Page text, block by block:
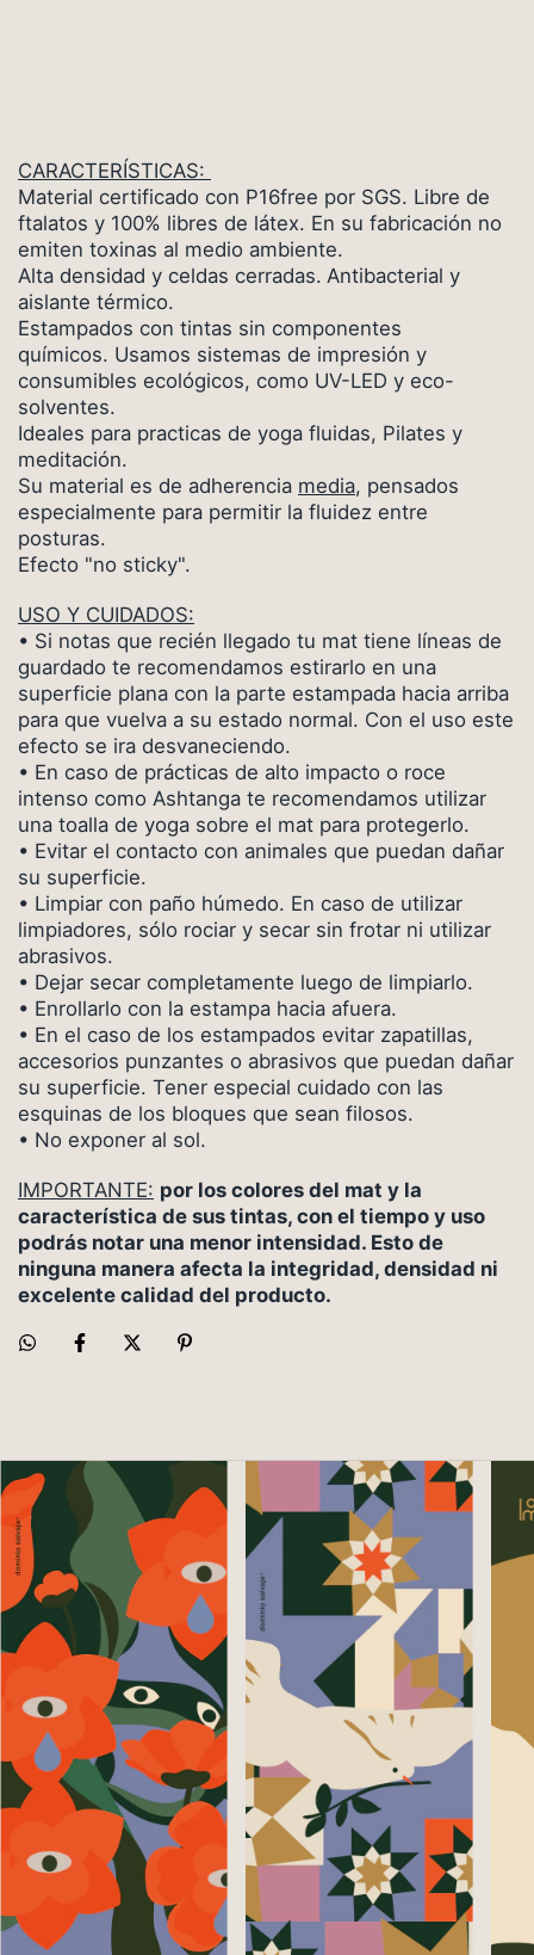
CARACTERÍSTICAS:
Material certificado con P16free por SGS. Libre de
ftalatos y 100% libres de látex. En su fabricación no
emiten toxinas al medio ambiente.
Alta densidad y celdas cerradas. Antibacterial y
aislante térmico.
Estampados con tintas sin componentes
químicos. Usamos sistemas de impresión y
consumibles ecológicos, como UV-LED y eco-
solventes.
Ideales para practicas de yoga fluidas, Pilates y
meditación.
Su material es de adherencia media, pensados
especialmente para permitir la fluidez entre
posturas.
Efecto "no sticky".
USO Y CUIDADOS:
• Si notas que recién llegado tu mat tiene líneas de
guardado te recomendamos estirarlo en una
superficie plana con la parte estampada hacia arriba
para que vuelva a su estado normal. Con el uso este
efecto se ira desvaneciendo.
• En caso de prácticas de alto impacto o roce
intenso como Ashtanga te recomendamos utilizar
una toalla de yoga sobre el mat para protegerlo.
• Evitar el contacto con animales que puedan dañar
su superficie.
• Limpiar con paño húmedo. En caso de utilizar
limpiadores, sólo rociar y secar sin frotar ni utilizar
abrasivos.
• Dejar secar completamente luego de limpiarlo.
• Enrollarlo con la estampa hacia afuera.
• En el caso de los estampados evitar zapatillas,
accesorios punzantes o abrasivos que puedan dañar
su superficie. Tener especial cuidado con las
esquinas de los bloques que sean filosos.
• No exponer al sol.
IMPORTANTE: por los colores del mat y la
característica de sus tintas, con el tiempo y uso
podrás notar una menor intensidad. Esto de
ninguna manera afecta la integridad, densidad ni
excelente calidad del producto.